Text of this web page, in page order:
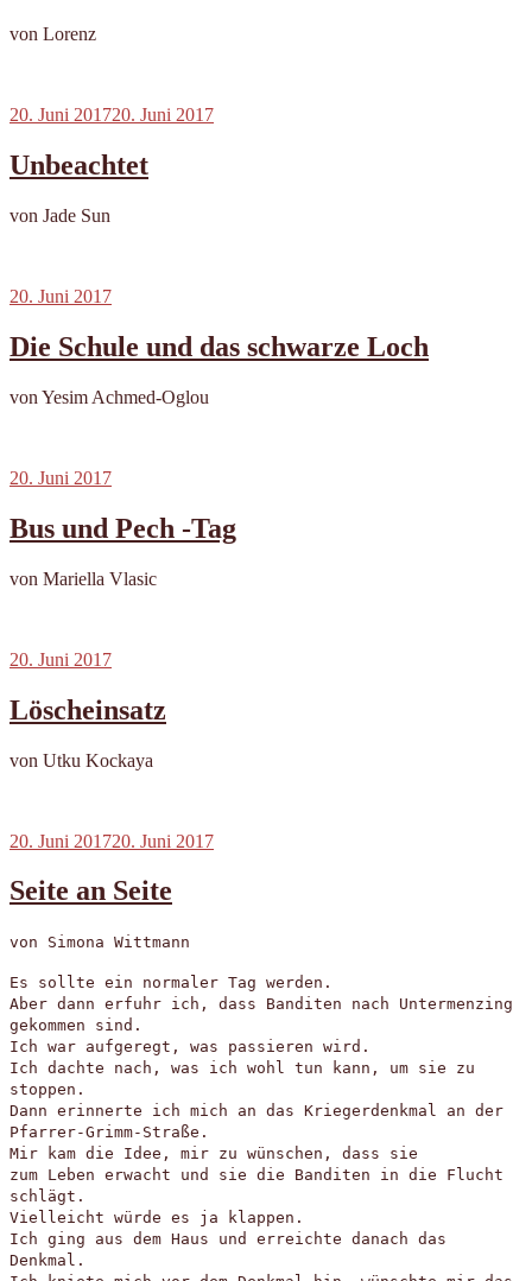
von Lorenz
Veröffentlicht
20. Juni 201720. Juni 2017
Unbeachtet
von Jade Sun
Veröffentlicht
20. Juni 2017
Die Schule und das schwarze Loch
von Yesim Achmed-Oglou
Veröffentlicht
20. Juni 2017
Bus und Pech -Tag
von Mariella Vlasic
Veröffentlicht
20. Juni 2017
Löscheinsatz
von Utku Kockaya
Veröffentlicht
20. Juni 201720. Juni 2017
Seite an Seite
von Simona Wittmann
Es sollte ein normaler Tag werden.
Aber dann erfuhr ich, dass Banditen nach Untermenzing
gekommen sind.
Ich war aufgeregt, was passieren wird.
Ich dachte nach, was ich wohl tun kann, um sie zu
stoppen.
Dann erinnerte ich mich an das Kriegerdenkmal an der
Pfarrer-Grimm-Straße.
Mir kam die Idee, mir zu wünschen, dass sie
zum Leben erwacht und sie die Banditen in die Flucht
schlägt.
Vielleicht würde es ja klappen.
Ich ging aus dem Haus und erreichte danach das
Denkmal.